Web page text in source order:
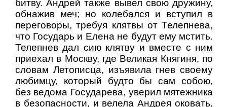
битву. Андрей также вывел свою дружину,
обнажив меч; но колебался и вступил в
переговоры, требуя клятвы от Телепнева,
что Государь и Елена не будут ему мстить.
Телепнев дал сию клятву и вместе с ним
приехал в Москву, где Великая Княгиня, по
словам Летописца, изъявила гнев своему
любимцу, который будто бы сам собою,
без ведома Государева, уверил мятежника
в безопасности, и велела Андрея оковать,